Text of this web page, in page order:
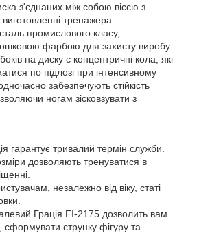
з'єднаних між собою віссю з
тренажера
промислового класу,
фарбою для захисту виробу
на диску є концентричні кола, які
по підлозі при інтенсивному
забезпечують стійкість
ногам зісковзувати з
гарантує тривалий термін служби.
дозволяють тренуватися в
незалежно від віку, статі
Грація FI-2175 дозволить вам
сформувати струнку фігуру та